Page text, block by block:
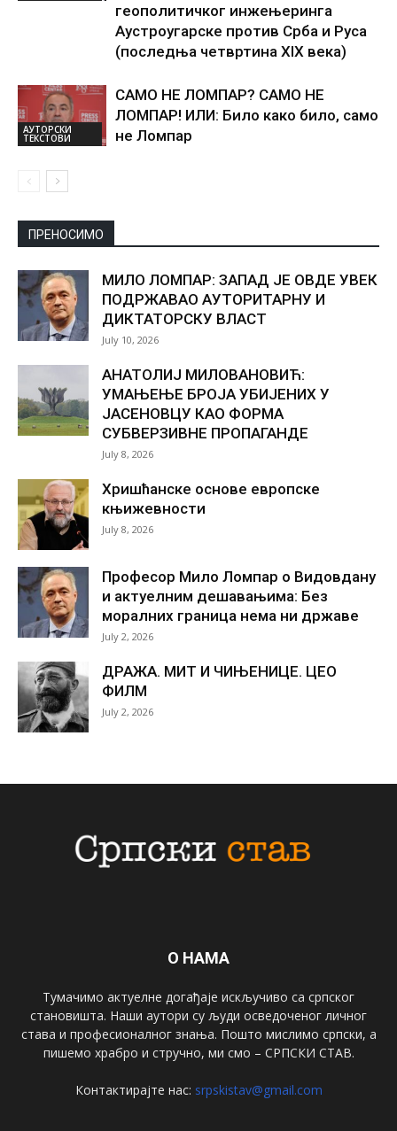
геополитичког инжењеринга
Аустроугарске против Срба и Руса
(последња четвртина XIX века)
АУТОРСКИ
ТЕКСТОВИ
САМО НЕ ЛОМПАР? САМО НЕ
ЛОМПАР! ИЛИ: Било како било, само
не Ломпар
ПРЕНОСИМО
МИЛО ЛОМПАР: ЗАПАД ЈЕ ОВДЕ УВЕК
ПОДРЖАВАО АУТОРИТАРНУ И
ДИКТАТОРСКУ ВЛАСТ
July 10, 2026
АНАТОЛИЈ МИЛОВАНОВИЋ:
УМАЊЕЊЕ БРОЈА УБИЈЕНИХ У
ЈАСЕНОВЦУ КАО ФОРМА
СУБВЕРЗИВНЕ ПРОПАГАНДЕ
July 8, 2026
Хришћанске основе европске
књижевности
July 8, 2026
Професор Мило Ломпар о Видовдану
и актуелним дешавањима: Без
моралних граница нема ни државе
July 2, 2026
ДРАЖА. МИТ И ЧИЊЕНИЦЕ. ЦЕО
ФИЛМ
July 2, 2026
О НАМА
Тумачимо актуелне догађаје искључиво са српског
становишта. Наши аутори су људи осведоченог личног
става и професионалног знања. Пошто мислимо српски, а
пишемо храбро и стручно, ми смо – СРПСКИ СТАВ.
Контактирајте нас: srpskistav@gmail.com